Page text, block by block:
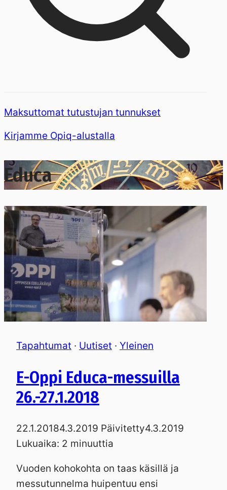
Maksuttomat tutustujan tunnukset
Kirjamme Opiq-alustalla
Educa
Tapahtumat · Uutiset · Yleinen
E-Oppi Educa-messuilla
26.-27.1.2018
22.1.20184.3.2019 Päivitetty4.3.2019
Lukuaika: 2 minuuttia
Vuoden kohokohta on taas käsillä ja
messutunnelma huipentuu ensi